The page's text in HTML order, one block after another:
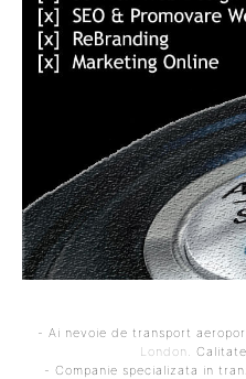
- Ai nevoie de transport
London
.
- Companie specializata in